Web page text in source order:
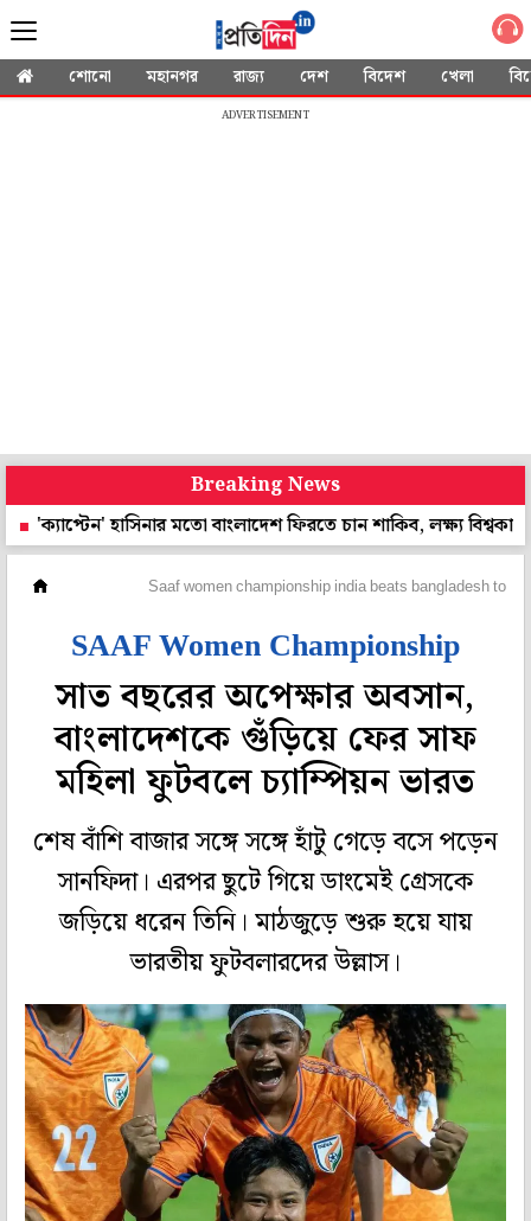
শোনো মহানগর রাজ্য দেশ বিদেশ খেলা
ADVERTISEMENT
Breaking News
হাসিনার মতো বাংলাদেশ ফিরতে চান শাকিব, লক্ষ্য বিশ্বকাপে খেলা,
Saaf women championship india beats bangladesh to
SAAF Women Championship
সাত বছরের অপেক্ষার অবসান,
বাংলাদেশকে গুঁড়িয়ে ফের সাফ
মহিলা ফুটবলে চ্যাম্পিয়ন ভারত
শেষ বাঁশি বাজার সঙ্গে সঙ্গে হাঁটু গেড়ে বসে পড়েন
সানফিদা। এরপর ছুটে গিয়ে ডাংমেই গ্রেসকে
জড়িয়ে ধরেন তিনি। মাঠজুড়ে শুরু হয়ে যায়
ভারতীয় ফুটবলারদের উল্লাস।